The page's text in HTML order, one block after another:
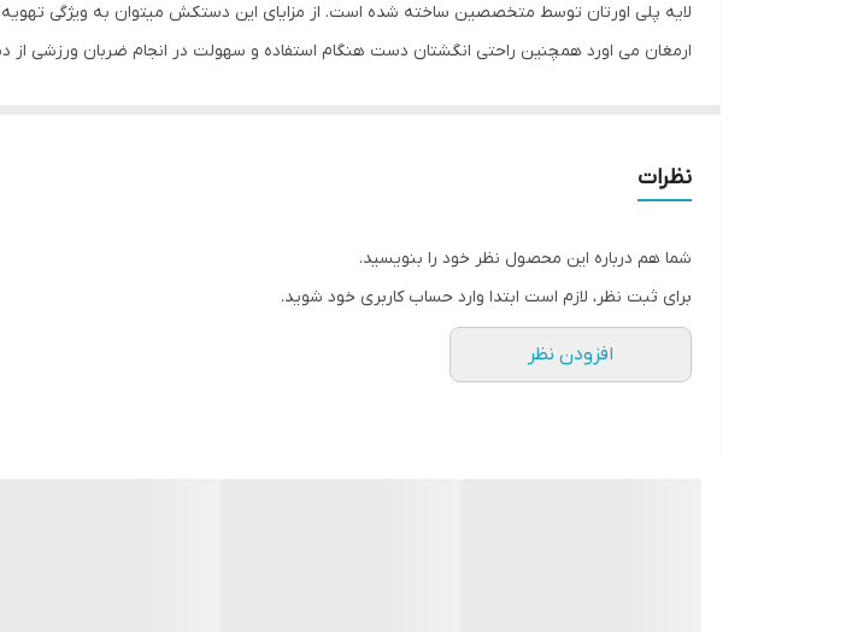
نوع دستکش رزمی دستکش بوکس و فول کنتاکت
لایه پلی اورتان توسط متخصصین ساخته شده است. از مزایای این دستکش میتوان به ویژگی
ارمغان می اورد همچنین راحتی انگشتان دست هنگام استفاده و سهولت در انجام ضربان ورزشی
نظرات
شما هم درباره این محصول نظر خود را بنویسید.
برای ثبت نظر، لازم است ابتدا وارد حساب کاربری خود شوید.
افزودن نظر